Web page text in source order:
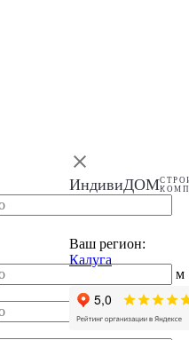
ИндивиДОМ
Ваш регион:
Калуга
м